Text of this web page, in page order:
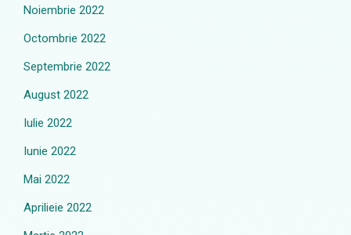
Noiembrie 2022
Octombrie 2022
Septembrie 2022
August 2022
Iulie 2022
Iunie 2022
Mai 2022
Aprilieie 2022